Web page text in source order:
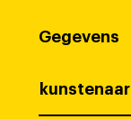
Gegevens
kunstenaar